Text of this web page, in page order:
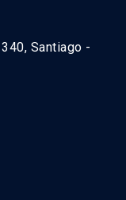
Santiago -